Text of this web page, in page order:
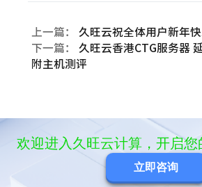
上一篇： 久旺云祝全体用户新年快
下一篇： 久旺云香港CTG服务器
附主机测评
欢迎进入久旺云计算，开启您
立即咨询